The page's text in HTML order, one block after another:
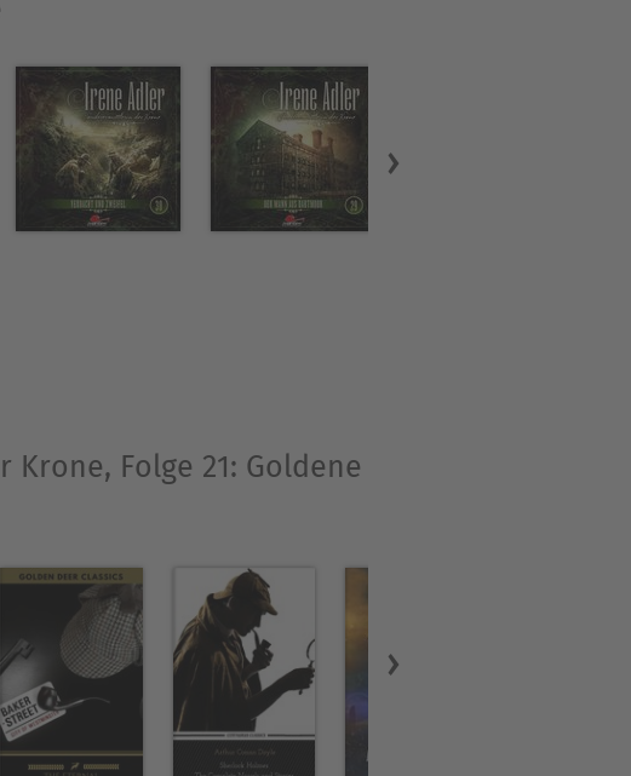
Folge 21: Goldene